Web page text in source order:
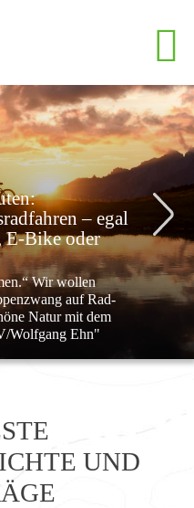
– egal
E-Bike oder
Wir wollen
auf Rad-
Natur mit dem
Wolfgang Ehn"
Next
UND